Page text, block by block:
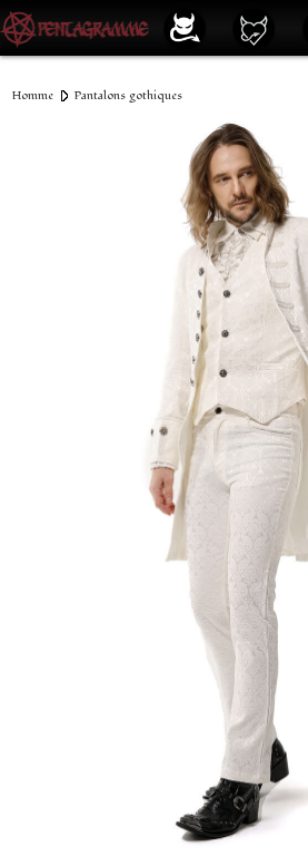
Service client 01 40 39 07 94
Newsletter | | Facebook | Instagram
Homme Pantalons gothiques